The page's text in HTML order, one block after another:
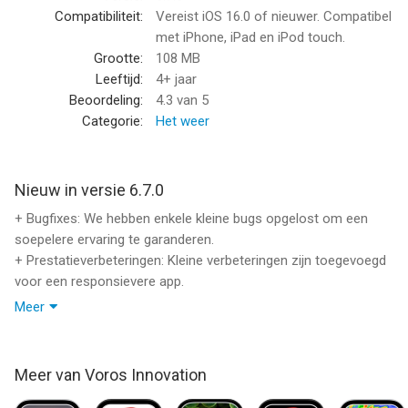
dauwpunt point
- Tijden voor zonsopgang en zonsondergang
Makkelijk te gebruiken:
- Een lange tik op de radarkaart toont het weer op die
coördinaat
- Tik op het weer om een ​​gedetailleerde voorspelling te openen
- Tik op elke voorspellingsdag om het weer per uur weer te
geven
- Zowel imperiale als metrische eenheden ondersteund (F/mph
Compatibiliteit:
Vereist iOS 16.0 of nieuwer. Compatibel
met iPhone, iPad en iPod touch.
Grootte:
108 MB
Leeftijd:
4+ jaar
Beoordeling:
4.3 van 5
Categorie:
Het weer
Nieuw in versie 6.7.0
+ Bugfixes: We hebben enkele kleine bugs opgelost om een
soepelere ervaring te garanderen.
+ Prestatieverbeteringen: Kleine verbeteringen zijn toegevoegd
voor een responsievere app.
Meer
Meer van Voros Innovation